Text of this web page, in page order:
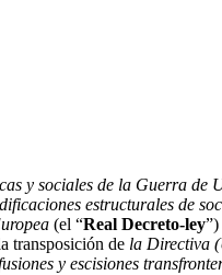
y sociales de la Guerra de
estructurales de
(el “Real Decreto-ley”)
transposición de la Directiva
y escisiones